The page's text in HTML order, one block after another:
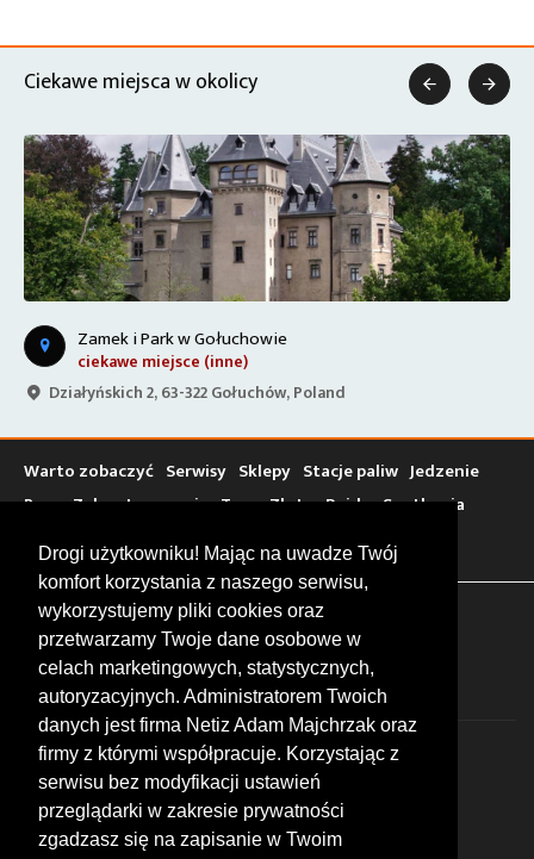
Drogi użytkowniku! Mając na uwadze Twój
komfort korzystania z naszego serwisu,
wykorzystujemy pliki cookies oraz
przetwarzamy Twoje dane osobowe w
celach marketingowych, statystycznych,
autoryzacyjnych. Administratorem Twoich
danych jest firma Netiz Adam Majchrzak oraz
firmy z którymi współpracuje. Korzystając z
serwisu bez modyfikacji ustawień
przeglądarki w zakresie prywatności
zgadzasz się na zapisanie w Twoim
Ciekawe miejsca w okolicy
Zamek i Park w Gołuchowie
ciekawe miejsce (inne)
Działyńskich 2, 63-322 Gołuchów, Poland
 
Warto zobaczyć Serwisy Sklepy Stacje paliw Jedzenie
Bary Zakwaterowanie Tory Zloty Rajdy Spotkania
Targi
Giełdy Szkolenia
FOLLOW US
© 2026 by MotoWhizzer.com